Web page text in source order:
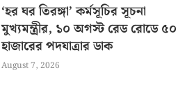
‘হর ঘর তিরঙ্গা’ কর্মসূচির সূচনা
মুখ্যমন্ত্রীর, ১০ অগস্ট রেড রোডে ৫০
হাজারের পদযাত্রার ডাক
August 7, 2026